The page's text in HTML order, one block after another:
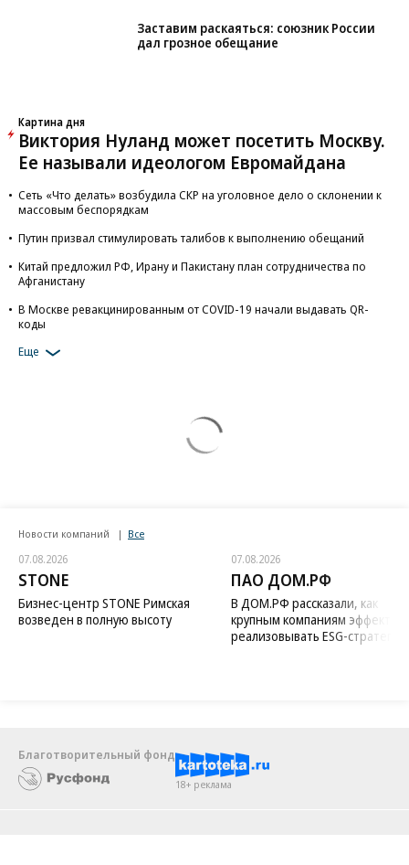
Заставим раскаяться: союзник России
дал грозное обещание
Картина дня
Виктория Нуланд может посетить Москву.
Ее называли идеологом Евромайдана
Сеть «Что делать» возбудила СКР на уголовное дело о склонении к
массовым беспорядкам
Путин призвал стимулировать талибов к выполнению обещаний
Китай предложил РФ, Ирану и Пакистану план сотрудничества по
Афганистану
В Москве ревакцинированным от COVID-19 начали выдавать QR-
коды
Еще
Новости компаний Все
07.08.2026
STONE
Бизнес-центр STONE Римская
возведен в полную высоту
07.08.2026
ПАО ДОМ.РФ
В ДОМ.РФ рассказали, как
крупным компаниям
реализовывать ESG-стратегию
Благотворительный фонд
18+ реклама